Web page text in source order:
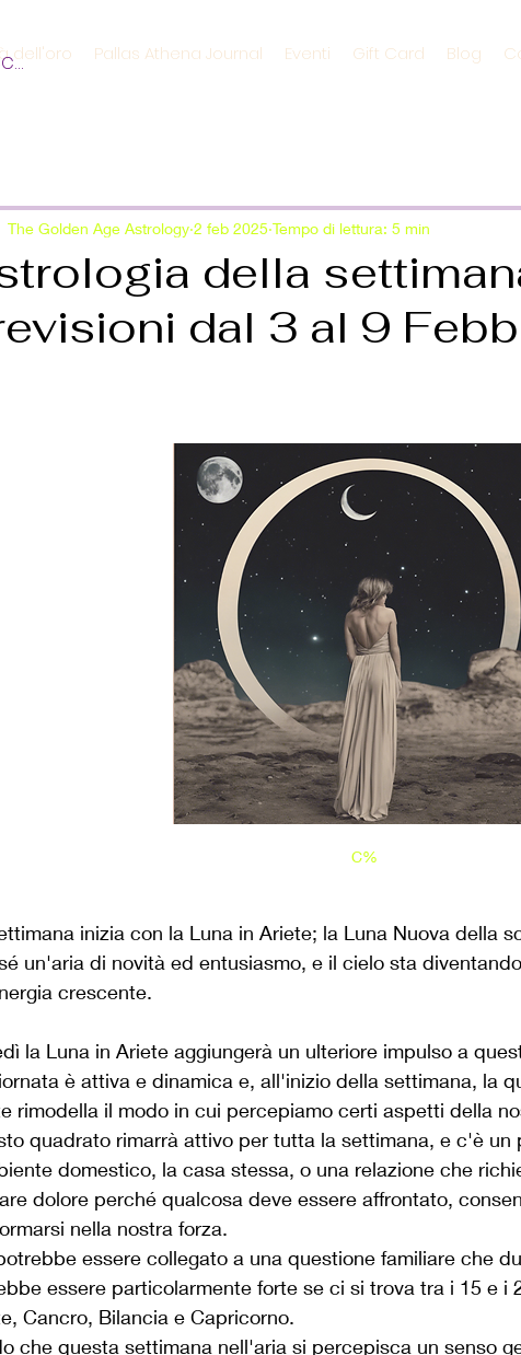
dell'oro Pallas Athena Journal Eventi Gift Card Blog
della
dal 3 al 9
The Golden Age Astrology 2 feb 2025 Tempo di lettura: 5 min
C%
inizia con la Luna in Ariete; la Luna Nuova della
un'aria di novità ed entusiasmo, e il cielo sta
crescente.
la Luna in Ariete aggiungerà un ulteriore impulso a
è attiva e dinamica e, all'inizio della settimana, la
rimodella il modo in cui percepiamo certi aspetti della
quadrato rimarrà attivo per tutta la settimana, e c'è un
domestico, la casa stessa, o una relazione che
dolore perché qualcosa deve essere affrontato,
nella nostra forza.
essere collegato a una questione familiare che
essere particolarmente forte se ci si trova tra i 15 e i
Cancro, Bilancia e Capricorno.
che questa settimana nell'aria si percepisca un senso